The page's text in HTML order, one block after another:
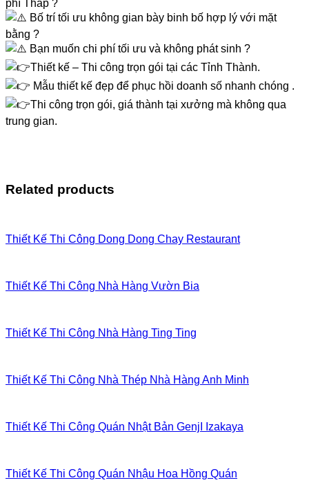
phí Thấp ?
Bố trí tối ưu không gian bày binh bố hợp lý với mặt
bằng ?
Bạn muốn chi phí tối ưu và không phát sinh ?
Thiết kế – Thi công trọn gói tại các Tỉnh Thành.
Mẫu thiết kế đẹp để phục hồi doanh số nhanh chóng .
Thi công trọn gói, giá thành tại xưởng mà không qua
trung gian.
Related products
Thiết Kế Thi Công Dong Dong Chay Restaurant
Thiết Kế Thi Công Nhà Hàng Vườn Bia
Thiết Kế Thi Công Nhà Hàng Ting Ting
Thiết Kế Thi Công Nhà Thép Nhà Hàng Anh Minh
Thiết Kế Thi Công Quán Nhật Bản GenjI Izakaya
Thiết Kế Thi Công Quán Nhậu Hoa Hồng Quán